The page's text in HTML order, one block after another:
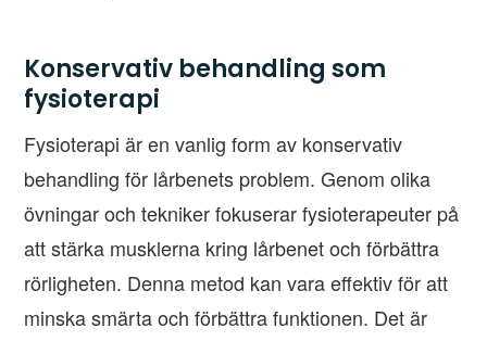
Konservativ behandling som
fysioterapi
Fysioterapi är en vanlig form av konservativ
behandling för lårbenets problem. Genom olika
övningar och tekniker fokuserar fysioterapeuter på
att stärka musklerna kring lårbenet och förbättra
rörligheten. Denna metod kan vara effektiv för att
minska smärta och förbättra funktionen. Det är